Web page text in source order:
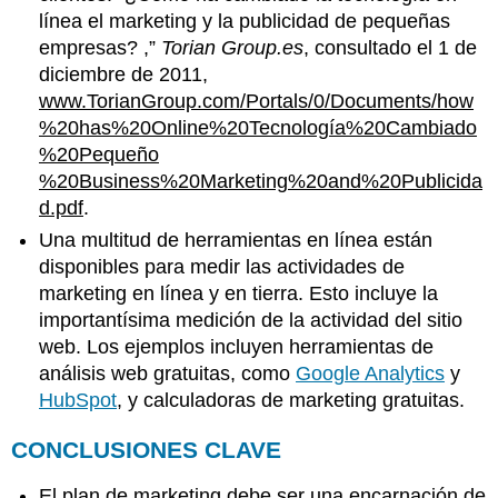
línea el marketing y la publicidad de pequeñas
empresas? ,” Torian Group.es, consultado el 1 de
diciembre de 2011,
www.TorianGroup.com/Portals/0/Documents/how
%20has%20Online%20Tecnología%20Cambiado
%20Pequeño
%20Business%20Marketing%20and%20Publicida
d.pdf.
Una multitud de herramientas en línea están
disponibles para medir las actividades de
marketing en línea y en tierra. Esto incluye la
importantísima medición de la actividad del sitio
web. Los ejemplos incluyen herramientas de
análisis web gratuitas, como Google Analytics y
HubSpot, y calculadoras de marketing gratuitas.
CONCLUSIONES CLAVE